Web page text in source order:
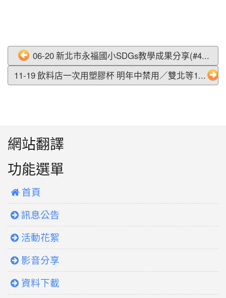
06-20 新北市永福國小SDGs教學成果分享(#4...
11-19 飲料店一次用塑膠杯 明年中禁用／雙北等1...
網站翻譯
功能選單
 首頁
訊息公告
活動花絮
影音分享
資料下載